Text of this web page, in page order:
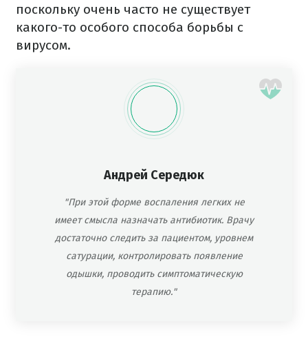
поскольку очень часто не существует
какого-то особого способа борьбы с
вирусом.
Андрей Середюк
"При этой форме воспаления легких не
имеет смысла назначать антибиотик. Врачу
достаточно следить за пациентом, уровнем
сатурации, контролировать появление
одышки, проводить симптоматическую
терапию."